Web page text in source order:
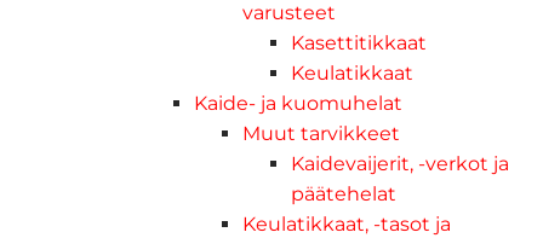
varusteet
Kasettitikkaat
Keulatikkaat
Kaide- ja kuomuhelat
Muut tarvikkeet
Kaidevaijerit, -verkot ja
päätehelat
Keulatikkaat, -tasot ja